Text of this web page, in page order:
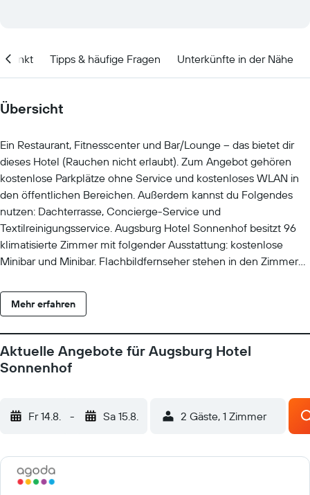
Tipps & häufige Fragen Unterkünfte in der Nähe
Übersicht
Ein Restaurant, Fitnesscenter und Bar/Lounge – das bietet dir
dieses Hotel (Rauchen nicht erlaubt). Zum Angebot gehören
kostenlose Parkplätze ohne Service und kostenloses WLAN in
den öffentlichen Bereichen. Außerdem kannst du Folgendes
nutzen: Dachterrasse, Concierge-Service und
Textilreinigungsservice. Augsburg Hotel Sonnenhof besitzt 96
klimatisierte Zimmer mit folgender Ausstattung: kostenlose
Minibar und Minibar. Flachbildfernseher stehen in den Zimmern
kostenlose Toilettenartikel und Haartrockner. Dir steht ein
kostenloser Internetzugang (WLAN) zur Verfügung. Es wird
Schreibtische, Zimmersafes und Telefone; kostenlose
Ortsgespräche sind inbegriffen (möglicherweise gelten
Kaffee-/Teezubehör. Der Reinigungsservice wird täglich
Mehr erfahren
Aktuelle Angebote für Augsburg Hotel
Sonnenhof
Fr 14.8. - Sa 15.8. 2 Gäste, 1 Zimmer